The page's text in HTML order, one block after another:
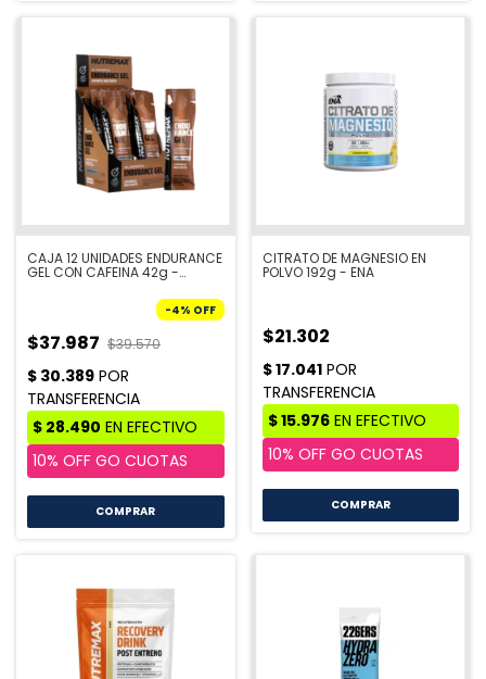
CAJA 12 UNIDADES ENDURANCE
GEL CON CAFEINA 42g -
-4% OFF
$37.987 $39.570
COMPRAR
CITRATO DE MAGNESIO EN
POLVO 192g - ENA
$21.302
COMPRAR